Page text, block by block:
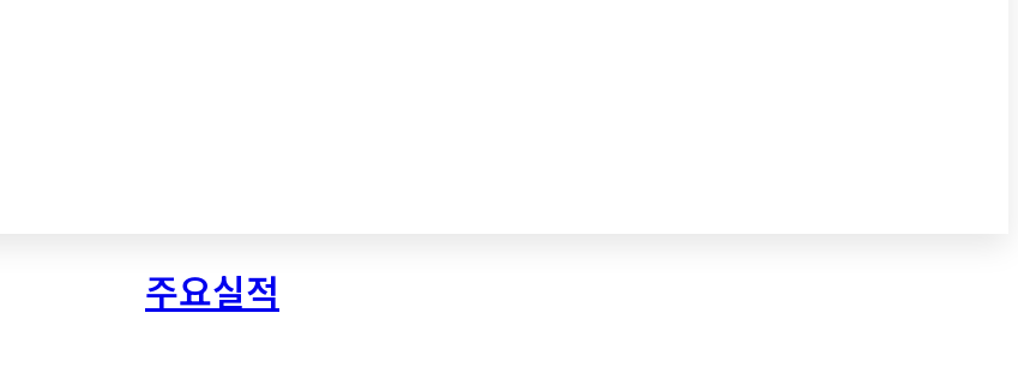
주요실적